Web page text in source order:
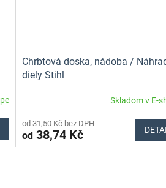
Chrbtová doska, nádoba /
diely Stihl
Skladom v E-
od 31,50 Kč bez DPH
od38,74 Kč